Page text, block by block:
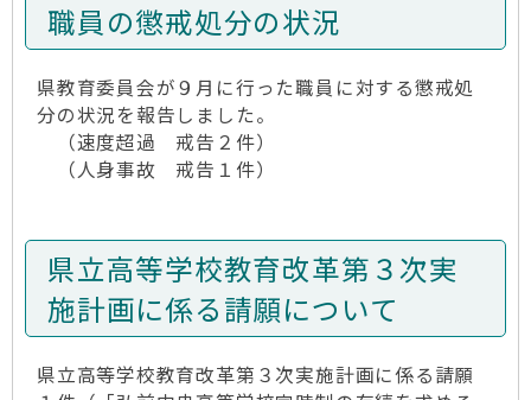
職員の懲戒処分の状況
県教育委員会が９月に行った職員に対する懲戒処
分の状況を報告しました。
（速度超過 戒告２件）
（人身事故 戒告１件）
県立高等学校教育改革第３次実
施計画に係る請願について
県立高等学校教育改革第３次実施計画に係る請願